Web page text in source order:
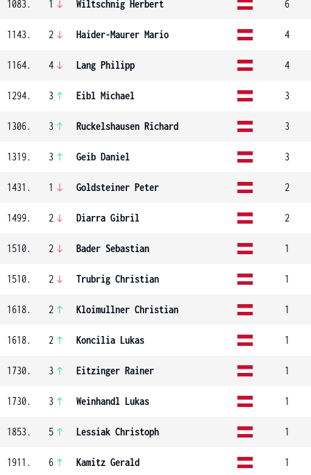
1083. 1 Wiltschnig Herbert 6
1143. 2 Haider-Maurer Mario 4
1164. 4 Lang Philipp 4
1294. 3 Eibl Michael 3
1306. 3 Ruckelshausen Richard 3
1319. 3 Geib Daniel 3
1431. 1 Goldsteiner Peter 2
1499. 2 Diarra Gibril 2
1510. 2 Bader Sebastian 1
1510. 2 Trubrig Christian 1
1618. 2 Kloimullner Christian 1
1618. 2 Koncilia Lukas 1
1730. 3 Eitzinger Rainer 1
1730. 3 Weinhandl Lukas 1
1853. 5 Lessiak Christoph 1
1911. 6 Kamitz Gerald 1